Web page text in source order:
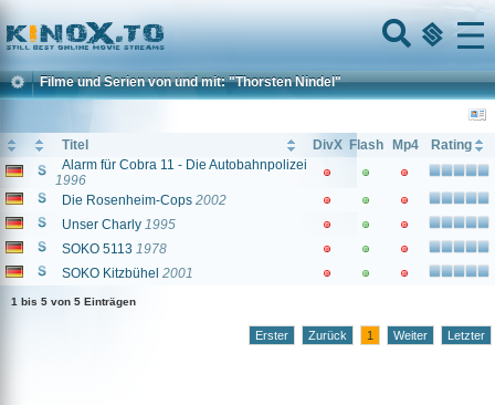
Home
Menu
Filme und Serien von und mit: "Thorsten Nindel"
Titel DivX Flash Mp4
Rating
Alarm für Cobra 11 - Die Autobahnpolizei
1996
Die Rosenheim-Cops 2002
Unser Charly 1995
SOKO 5113 1978
SOKO Kitzbühel 2001
1 bis 5 von 5 Einträgen
Erster Zurück 1 Weiter Letzter